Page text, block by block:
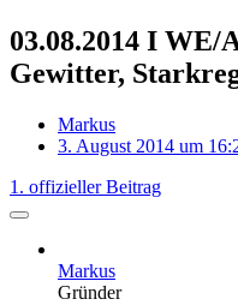
03.08.2014 I
Gewitter,
Markus
3. August 2014 um
1. offizieller Beitrag
Markus
Gründer